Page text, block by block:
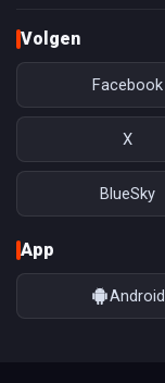
Volgen
Facebook
X
BlueSky
App
Android